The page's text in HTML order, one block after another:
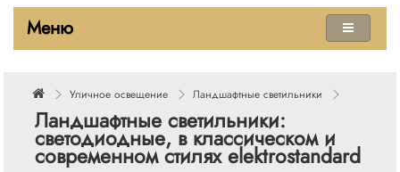
Меню
Уличное освещение Ландшафтные светильники
Ландшафтные светильники:
светодиодные, в классическом и
современном стилях elektrostandard